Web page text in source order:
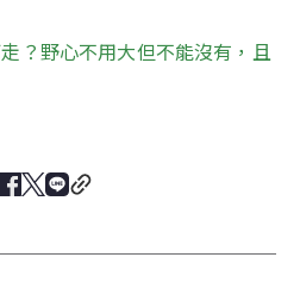
？野心不用大但不能沒有，且